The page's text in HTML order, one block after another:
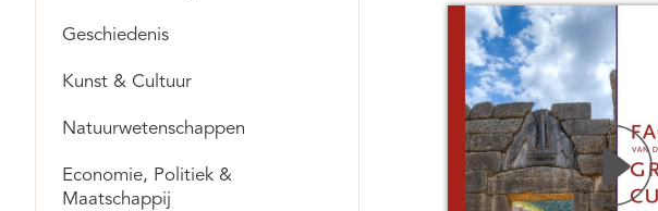
Geschiedenis
Kunst & Cultuur
Natuurwetenschappen
Economie, Politiek &
Maatschappij